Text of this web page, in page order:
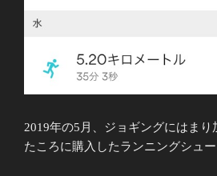
2019年の5月、ジョギングにはまり
たころに購入したランニングシュー